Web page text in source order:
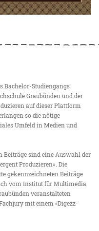
Bachelor-Studiengangs
Graubünden und der
auf dieser Plattform
so die nötige
Umfeld in Medien und
Beiträge sind eine Auswahl der
Produzieren». Die
gekennzeichneten Beiträge
vom Institut für Multimedia
veranstalteten
mit einem «Digezz-